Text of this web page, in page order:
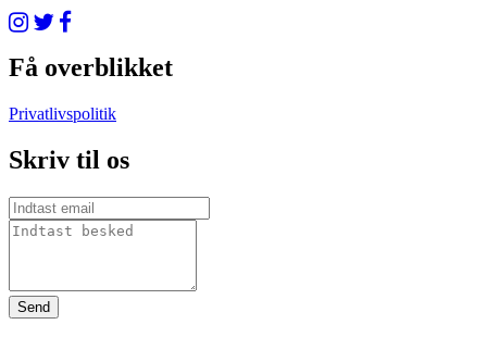
Få overblikket
Privatlivspolitik
Skriv til os